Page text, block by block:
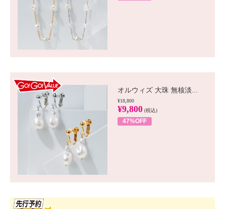
オルウィズ 大珠 無核淡...
¥18,800
¥9,800 (税込)
47%OFF